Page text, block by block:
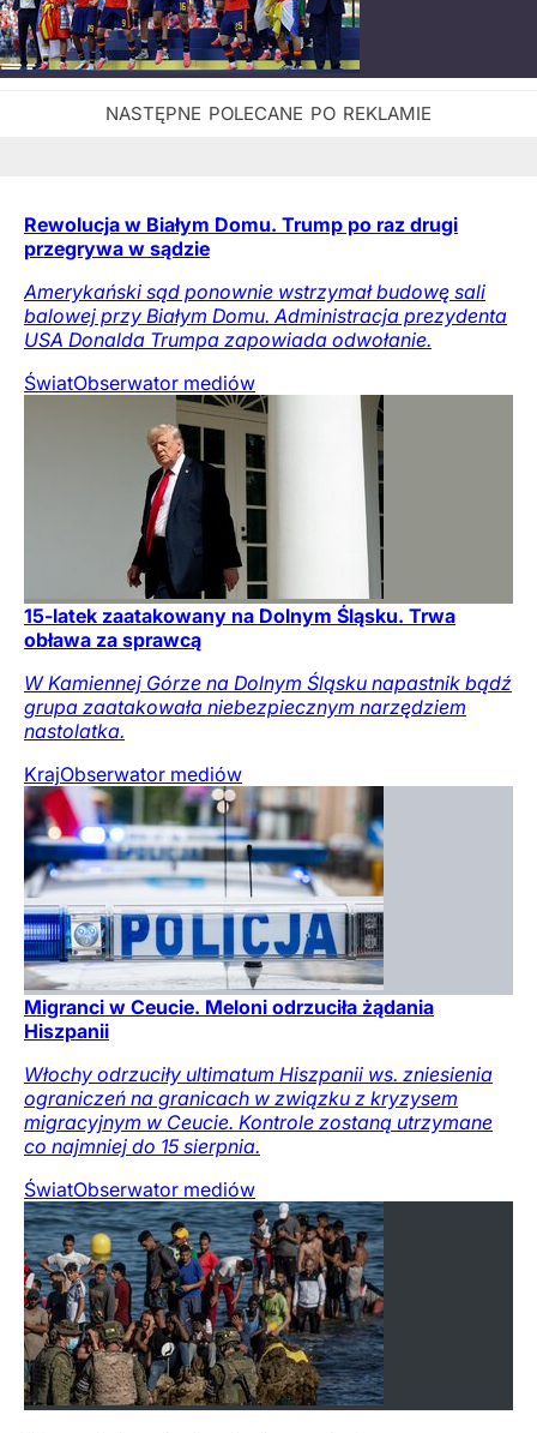
Rewolucja w Białym Domu. Trump po raz drugi
przegrywa w sądzie
Amerykański sąd ponownie wstrzymał budowę sali
balowej przy Białym Domu. Administracja prezydenta
USA Donalda Trumpa zapowiada odwołanie.
ŚwiatObserwator mediów
15-latek zaatakowany na Dolnym Śląsku. Trwa
obława za sprawcą
W Kamiennej Górze na Dolnym Śląsku napastnik bądź
grupa zaatakowała niebezpiecznym narzędziem
nastolatka.
KrajObserwator mediów
Migranci w Ceucie. Meloni odrzuciła żądania
Hiszpanii
Włochy odrzuciły ultimatum Hiszpanii ws. zniesienia
ograniczeń na granicach w związku z kryzysem
migracyjnym w Ceucie. Kontrole zostaną utrzymane
co najmniej do 15 sierpnia.
ŚwiatObserwator mediów